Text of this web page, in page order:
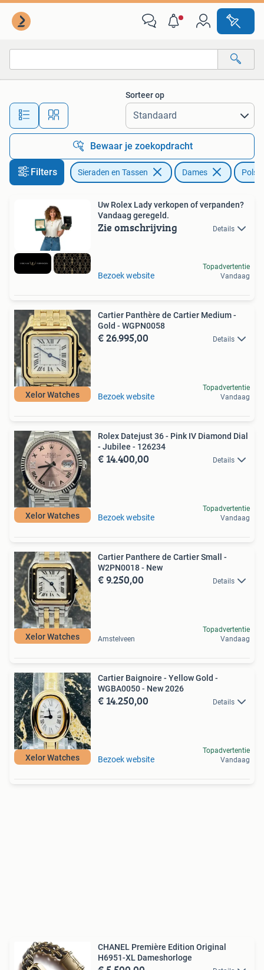
Alle afstanden…
Sorteer op
Bewaar je zoekopdracht
Filters Sieraden en Tassen Dames
Uw Rolex Lady verkopen of verpanden?
Vandaag geregeld.
Zie omschrijving Details
Bezoek website
Topadvertentie
Vandaag
Xelor Watches
Cartier Panthère de Cartier Medium -
Gold - WGPN0058
€ 26.995,00 Details
Bezoek website
Topadvertentie
Vandaag
Xelor Watches
Rolex Datejust 36 - Pink IV Diamond Dial
- Jubilee - 126234
€ 14.400,00 Details
Bezoek website
Topadvertentie
Vandaag
Xelor Watches
Cartier Panthere de Cartier Small -
W2PN0018 - New
€ 9.250,00 Details
Amstelveen
Topadvertentie
Vandaag
Xelor Watches
Cartier Baignoire - Yellow Gold -
WGBA0050 - New 2026
€ 14.250,00 Details
Bezoek website
Topadvertentie
Vandaag
CHANEL Première Edition Original
H6951-XL Dameshorloge